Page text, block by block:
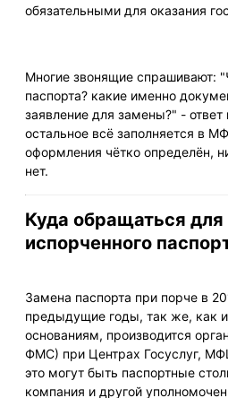
обязательными для оказания
Многие звонящие спрашивают:
паспорта? какие именно
заявление для замены?" -
остальное всё заполняется в
оформления чётко определён,
нет.
Куда обращаться
испорченного
Замена паспорта при порче в
предыдущие годы, так же, как
основаниям, производится
ФМС) при Центрах Госуслуг,
это могут быть паспортные
компания и другой